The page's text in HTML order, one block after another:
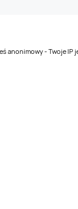
anonimowy - Twoje IP